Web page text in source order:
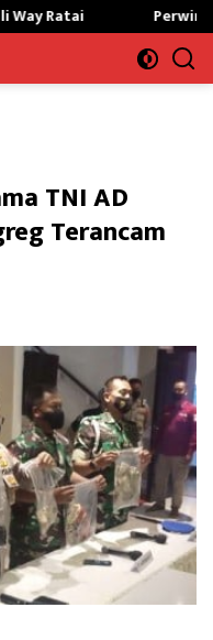
Perwira Kilang Balongan
TNI AD
Terancam